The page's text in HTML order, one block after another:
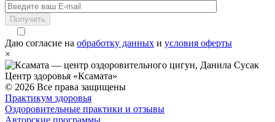
Получить
Даю согласие на обработку данных и условия оферты
×
Центр здоровья «Ксамата»
© 2026 Все права защищены
Практикум здоровья
Оздоровительные практики и отзывы
Авторские программы